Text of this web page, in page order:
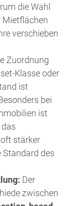
die Wahl
Mietflächen
verschieben
Zuordnung
Klasse oder
ist
bei
ist
stärker
Standard des
Der
zwischen